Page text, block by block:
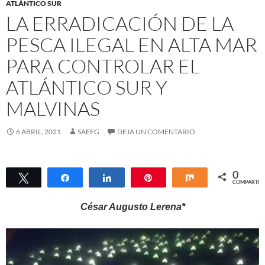
ATLÁNTICO SUR
LA ERRADICACIÓN DE LA
PESCA ILEGAL EN ALTA MAR
PARA CONTROLAR EL
ATLÁNTICO SUR Y
MALVINAS
6 ABRIL, 2021 SAEEG DEJA UN COMENTARIO
Twittear Compartir Compartir Compartir
0
COMPARTIR
César Augusto Lerena*